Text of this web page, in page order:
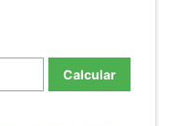
Calcular